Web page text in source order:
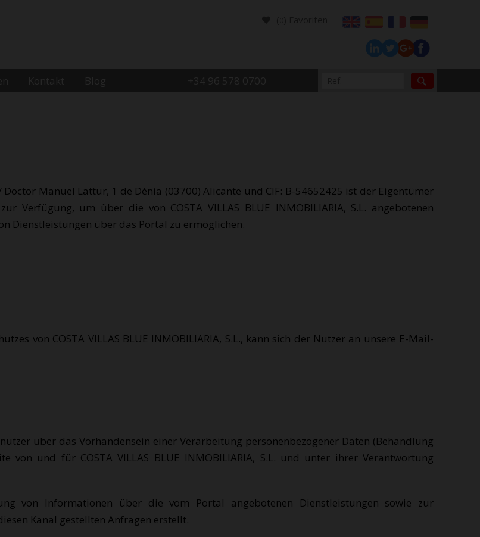
Doctor Manuel Lattur, 1 de Dénia (03700) Alicante und CIF: B-54652425 ist der Eigentümer
um über die von COSTA VILLAS BLUE INMOBILIARIA, S.L. angebotenen
Dienstleistungen über das Portal zu ermöglichen.
von COSTA VILLAS BLUE INMOBILIARIA, S.L., kann sich der Nutzer an unsere E-Mail-
über das Vorhandensein einer Verarbeitung personenbezogener Daten (Behandlung
von und für COSTA VILLAS BLUE INMOBILIARIA, S.L. und unter ihrer Verantwortung
von Informationen über die vom Portal angebotenen Dienstleistungen sowie zur
Kanal gestellten Anfragen erstellt.